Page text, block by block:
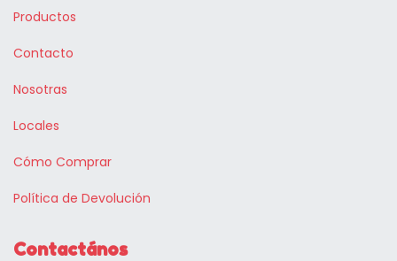
Productos
Contacto
Nosotras
Locales
Cómo Comprar
Política de Devolución
Contactános